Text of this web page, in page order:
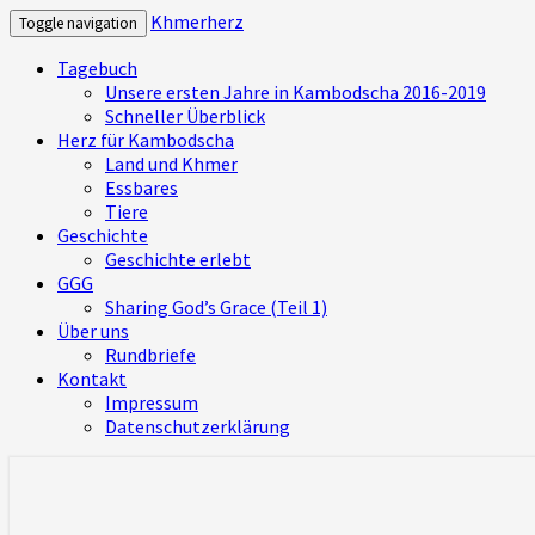
Toggle navigation
Khmerherz
Tagebuch
Unsere ersten Jahre in Kambodscha 2016-2019
Schneller Überblick
Herz für Kambodscha
Land und Khmer
Essbares
Tiere
Geschichte
Geschichte erlebt
GGG
Sharing God’s Grace (Teil 1)
Über uns
Rundbriefe
Kontakt
Impressum
Datenschutzerklärung